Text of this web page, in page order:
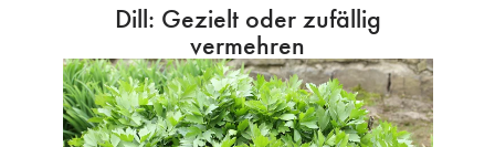
Dill: Gezielt oder zufällig
vermehren